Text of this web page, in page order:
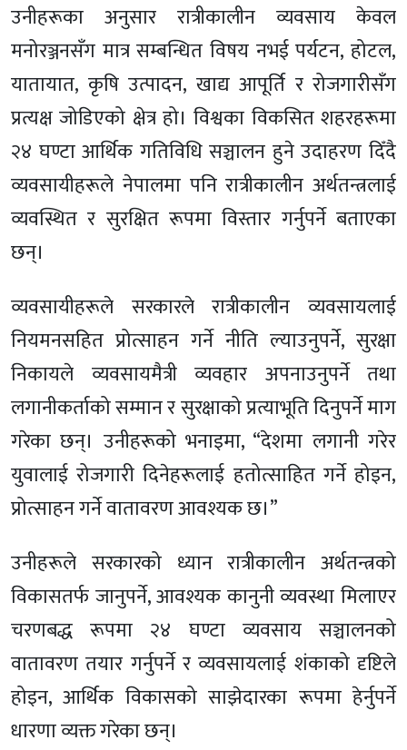
उनीहरूका अनुसार रात्रीकालीन व्यवसाय केवल
मनोरञ्जनसँग मात्र सम्बन्धित विषय नभई पर्यटन, होटल,
यातायात, कृषि उत्पादन, खाद्य आपूर्ति र रोजगारीसँग
प्रत्यक्ष जोडिएको क्षेत्र हो। विश्वका विकसित शहरहरूमा
२४ घण्टा आर्थिक गतिविधि सञ्चालन हुने उदाहरण दिँदै
व्यवसायीहरूले नेपालमा पनि रात्रीकालीन अर्थतन्त्रलाई
व्यवस्थित र सुरक्षित रूपमा विस्तार गर्नुपर्ने बताएका
छन्।
व्यवसायीहरूले सरकारले रात्रीकालीन व्यवसायलाई
नियमनसहित प्रोत्साहन गर्ने नीति ल्याउनुपर्ने, सुरक्षा
निकायले व्यवसायमैत्री व्यवहार अपनाउनुपर्ने तथा
लगानीकर्ताको सम्मान र सुरक्षाको प्रत्याभूति दिनुपर्ने माग
गरेका छन्। उनीहरूको भनाइमा, “देशमा लगानी गरेर
युवालाई रोजगारी दिनेहरूलाई हतोत्साहित गर्ने होइन,
प्रोत्साहन गर्ने वातावरण आवश्यक छ।”
उनीहरूले सरकारको ध्यान रात्रीकालीन अर्थतन्त्रको
विकासतर्फ जानुपर्ने, आवश्यक कानुनी व्यवस्था मिलाएर
चरणबद्ध रूपमा २४ घण्टा व्यवसाय सञ्चालनको
वातावरण तयार गर्नुपर्ने र व्यवसायलाई शंकाको दृष्टिले
होइन, आर्थिक विकासको साझेदारका रूपमा हेर्नुपर्ने
धारणा व्यक्त गरेका छन्।